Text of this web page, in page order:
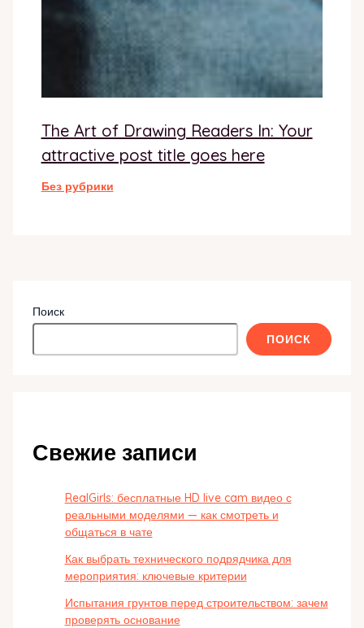
The Art of Drawing Readers In: Your
attractive post title goes here
Без рубрики
Поиск
ПОИСК
Свежие записи
RealGirls: бесплатные HD live cam видео с
реальными моделями — как смотреть и
общаться в чате
Как выбрать технического подрядчика для
мероприятия: ключевые критерии
Испытания грунтов перед строительством: зачем
проверять основание